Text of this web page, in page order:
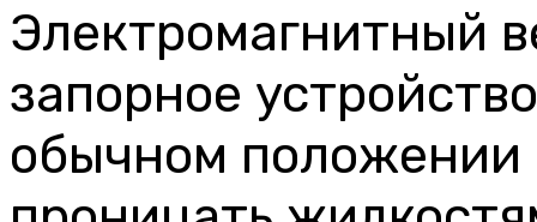
Электромагнитный
запорное
обычном положении